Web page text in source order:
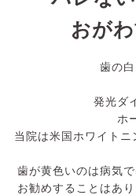
おが
歯の
発光ダ
ホ
当院は米国ホワイト
歯が黄色いのは病気
お勧めすることはあ